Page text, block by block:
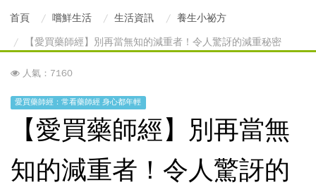
首頁 嚐鮮生活 生活資訊
養生小祕方
【愛買藥師經】別再當無知的減重者！令人驚訝的減重秘密
人氣：7160
愛買藥師經：常看藥師經 身心都年輕
【愛買藥師經】別再當無
知的減重者！令人驚訝的